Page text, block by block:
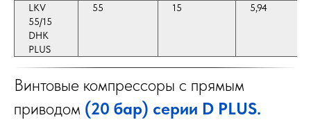
LKV
55/15
DHK
PLUS
55 15 5,94
Винтовые компрессоры с прямым
приводом (20 бар) серии D PLUS.